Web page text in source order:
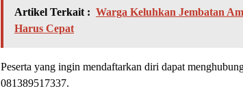
Artikel Terkait : Warga Keluhkan Jembatan
Harus Cepat
Peserta yang ingin mendaftarkan diri dapat
081389517337.